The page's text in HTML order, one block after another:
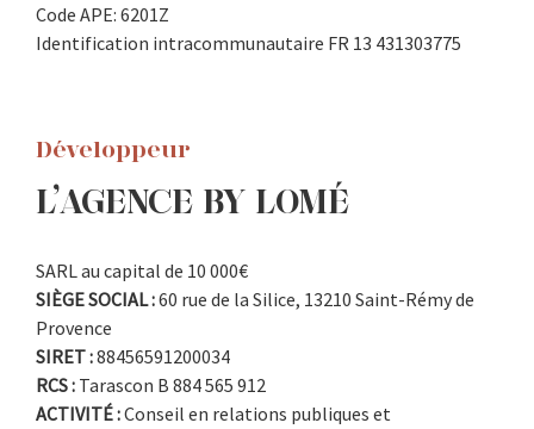
Code APE: 6201Z
Identification intracommunautaire FR 13 431303775
Développeur
L’AGENCE BY LOMÉ
SARL au capital de 10 000€
SIÈGE SOCIAL :60 rue de la Silice, 13210 Saint-Rémy de
Provence
SIRET :88456591200034
RCS : Tarascon B 884 565 912
ACTIVITÉ :Conseil en relations publiques et